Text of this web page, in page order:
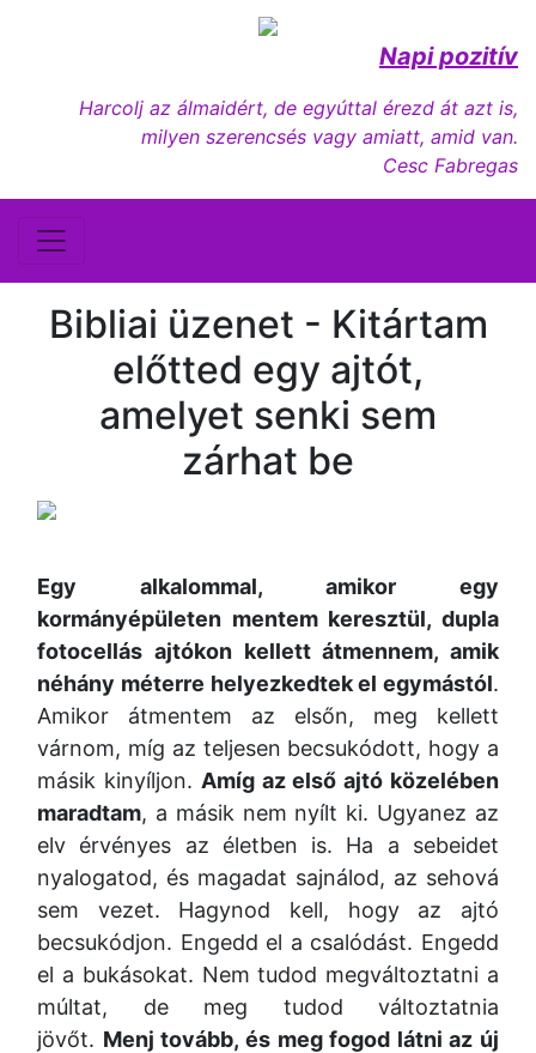
Napi pozitív
Harcolj az álmaidért, de egyúttal érezd át azt is,
milyen szerencsés vagy amiatt, amid van.
Cesc Fabregas
Bibliai üzenet - Kitártam
előtted egy ajtót,
amelyet senki sem
zárhat be
Egy alkalommal, amikor egy
kormányépületen mentem keresztül, dupla
fotocellás ajtókon kellett átmennem, amik
néhány méterre helyezkedtek el egymástól.
Amikor átmentem az elsőn, meg kellett
várnom, míg az teljesen becsukódott, hogy a
másik kinyíljon. Amíg az első ajtó közelében
maradtam, a másik nem nyílt ki. Ugyanez az
elv érvényes az életben is. Ha a sebeidet
nyalogatod, és magadat sajnálod, az sehová
sem vezet. Hagynod kell, hogy az ajtó
becsukódjon. Engedd el a csalódást. Engedd
el a bukásokat. Nem tudod megváltoztatni a
múltat, de meg tudod változtatnia
jövőt. Menj tovább, és meg fogod látni az új